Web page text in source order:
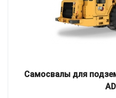
Самосвалы для